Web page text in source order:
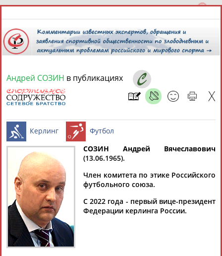
6 августа 2026 года,
СПОРТСМЕНЫ, ТРЕНЕРЫ И СПЕЦИАЛИСТЫ
Найдено: 13181персон Расширенный поиск
Аслаудин
АБАЕВ
Елена
АБАИМОВА
Мария
АБАКУМОВА
Юлия
Андрей СОЗИН в публикациях
Керлинг Футбол
СОЗИН Андрей Вячеславович
(13.06.1965).
Член комитета по этике Российского
футбольного союза.
С 2022 года - первый вице-президент
Федерации керлинга России.